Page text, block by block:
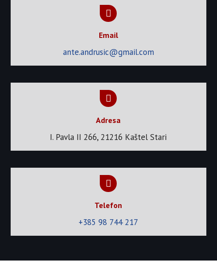
Email
ante.andrusic@gmail.com
Adresa
I. Pavla II 266, 21216 Kaštel Stari
Telefon
+385 98 744 217